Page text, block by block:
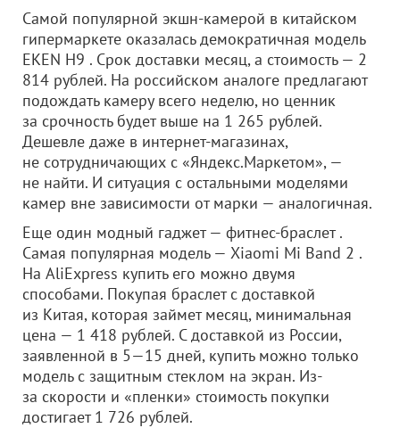
Самой популярной экшн-камерой в китайском
гипермаркете оказалась демократичная модель
EKEN H9 . Срок доставки месяц, а стоимость — 2
814 рублей. На российском аналоге предлагают
подождать камеру всего неделю, но ценник
за срочность будет выше на 1 265 рублей.
Дешевле даже в интернет-магазинах,
не сотрудничающих с «Яндекс.Маркетом», —
не найти. И ситуация с остальными моделями
камер вне зависимости от марки — аналогичная.
Еще один модный гаджет — фитнес-браслет .
Самая популярная модель — Xiaomi Mi Band 2 .
На AliExpress купить его можно двумя
способами. Покупая браслет с доставкой
из Китая, которая займет месяц, минимальная
цена — 1 418 рублей. С доставкой из России,
заявленной в 5—15 дней, купить можно только
модель с защитным стеклом на экран. Из-
за скорости и «пленки» стоимость покупки
достигает 1 726 рублей.